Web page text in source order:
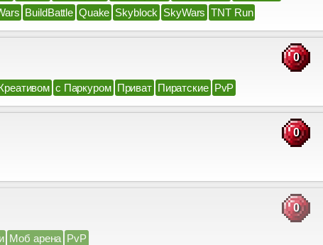
BuildBattle Quake Skyblock SkyWars TNT Run
0
с Паркуром Приват Пиратские PvP
0
0
Моб арена PvP